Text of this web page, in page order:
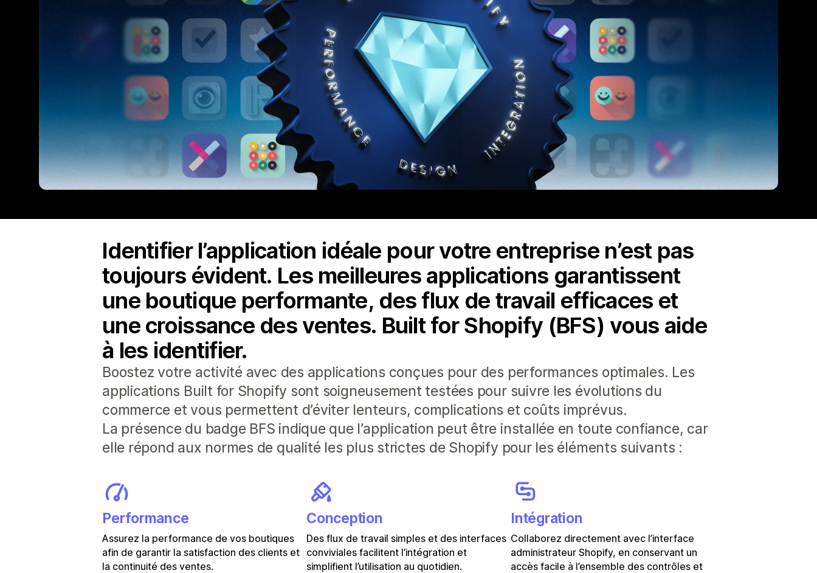
Identifier l’application idéale pour votre entreprise n’est pas
toujours évident. Les meilleures applications garantissent
une boutique performante, des flux de travail efficaces et
une croissance des ventes. Built for Shopify (BFS) vous aide
à les identifier.
Boostez votre activité avec des applications conçues pour des performances optimales. Les
applications Built for Shopify sont soigneusement testées pour suivre les évolutions du
commerce et vous permettent d’éviter lenteurs, complications et coûts imprévus.
La présence du badge BFS indique que l’application peut être installée en toute confiance, car
elle répond aux normes de qualité les plus strictes de Shopify pour les éléments suivants :
Performance
Assurez la performance de vos boutiques
afin de garantir la satisfaction des clients et
la continuité des ventes.
Conception
Des flux de travail simples et des interfaces
conviviales facilitent l’intégration et
simplifient l’utilisation au quotidien.
Intégration
Collaborez directement avec l’interface
administrateur Shopify, en conservant un
accès facile à l’ensemble des contrôles et